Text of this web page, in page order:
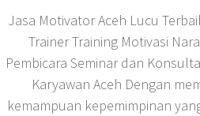
Jasa Motivator Aceh Lucu
Trainer Training Motivasi
Pembicara Seminar dan
Karyawan Aceh Dengan
kemampuan kepemimpinan